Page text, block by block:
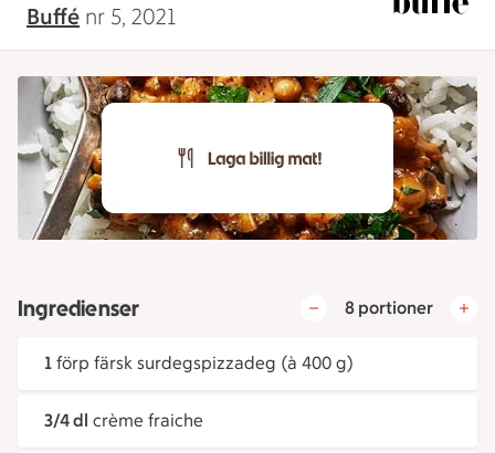
Buffé nr 5, 2021
Ingredienser 8 portioner
1 förp färsk surdegspizzadeg (à 400 g)
3/4 dl crème fraiche